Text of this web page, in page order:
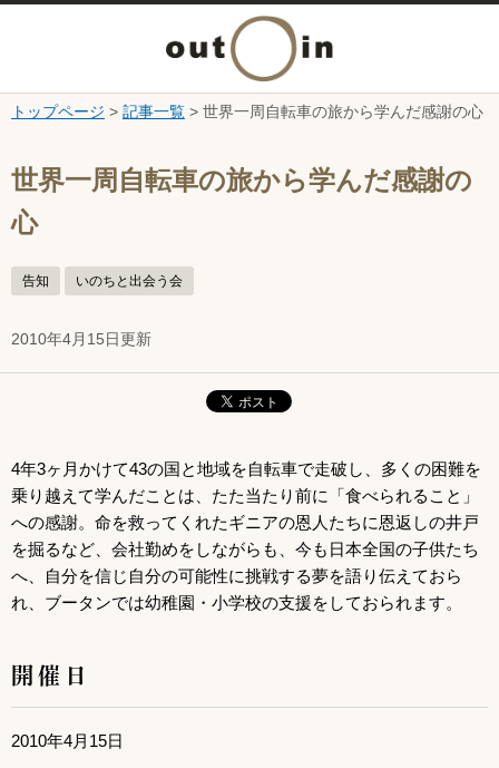
本文へ
ニ
ュ
ー
を
く
トップページ > 記事一覧 > 世界一周自転車の旅から学んだ感謝の心
世界一周自転車の旅から学んだ感謝の
心
告知 いのちと出会う会
2010年4月15日更新
4年3ヶ月かけて43の国と地域を自転車で走破し、多くの困難を
乗り越えて学んだことは、たた当たり前に「食べられること」
への感謝。命を救ってくれたギニアの恩人たちに恩返しの井戸
を掘るなど、会社勤めをしながらも、今も日本全国の子供たち
へ、自分を信じ自分の可能性に挑戦する夢を語り伝えておら
れ、ブータンでは幼稚園・小学校の支援をしておられます。
開催日
2010年4月15日